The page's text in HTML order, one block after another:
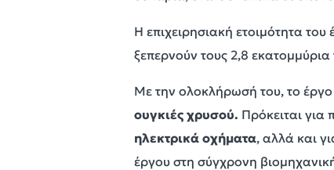
Η επιχειρησιακή ετοιμότητα
ξεπερνούν τους 2,8
Με την ολοκλήρωσή του, το έργο
ουγκιές χρυσού. Πρόκειται
ηλεκτρικά οχήματα, αλλά και
έργου στη σύγχρονη